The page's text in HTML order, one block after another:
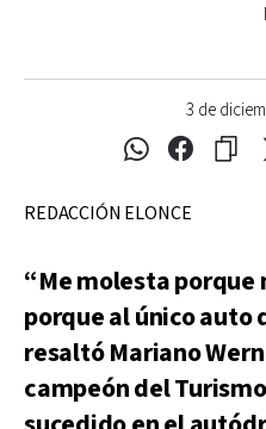
3 de
REDACCIÓN ELONCE
“Me molesta
porque al único auto
resaltó Mariano
campeón del